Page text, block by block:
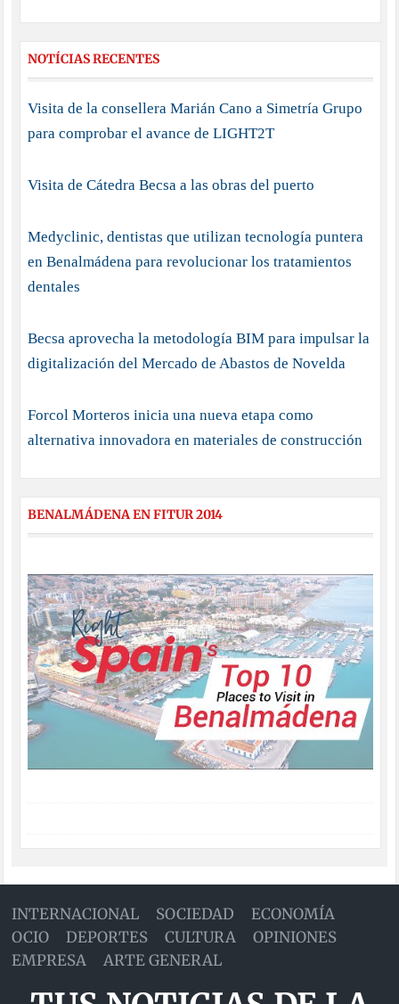
NOTÍCIAS RECENTES
Visita de la consellera Marián Cano a Simetría Grupo
para comprobar el avance de LIGHT2T
Visita de Cátedra Becsa a las obras del puerto
Medyclinic, dentistas que utilizan tecnología puntera
en Benalmádena para revolucionar los tratamientos
dentales
Becsa aprovecha la metodología BIM para impulsar la
digitalización del Mercado de Abastos de Novelda
Forcol Morteros inicia una nueva etapa como
alternativa innovadora en materiales de construcción
BENALMÁDENA EN FITUR 2014
INTERNACIONAL SOCIEDAD
ECONOMÍA
OCIO
DEPORTES CULTURA
OPINIONES
EMPRESA
ARTE GENERAL